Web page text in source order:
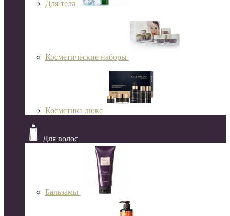
Для тела
Косметические наборы
Косметика люкс
Для волос
Бальзамы